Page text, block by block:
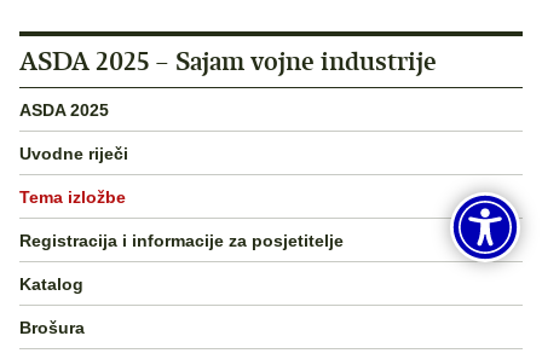
ASDA 2025 – Sajam vojne industrije
ASDA 2025
Uvodne riječi
Tema izložbe
Registracija i informacije za posjetitelje
Katalog
Brošura